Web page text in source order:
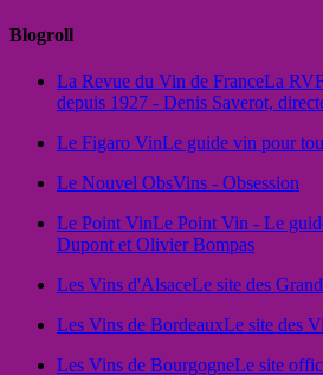
Blogroll
La Revue du Vin de FranceLa
depuis 1927 - Denis Saverot,
Le Figaro VinLe guide vin pour
Le Nouvel ObsVins - Obsession
Le Point VinLe Point Vin - Le
Dupont et Olivier Bompas
Les Vins d'AlsaceLe site des
Les Vins de BordeauxLe site des
Les Vins de BourgogneLe site